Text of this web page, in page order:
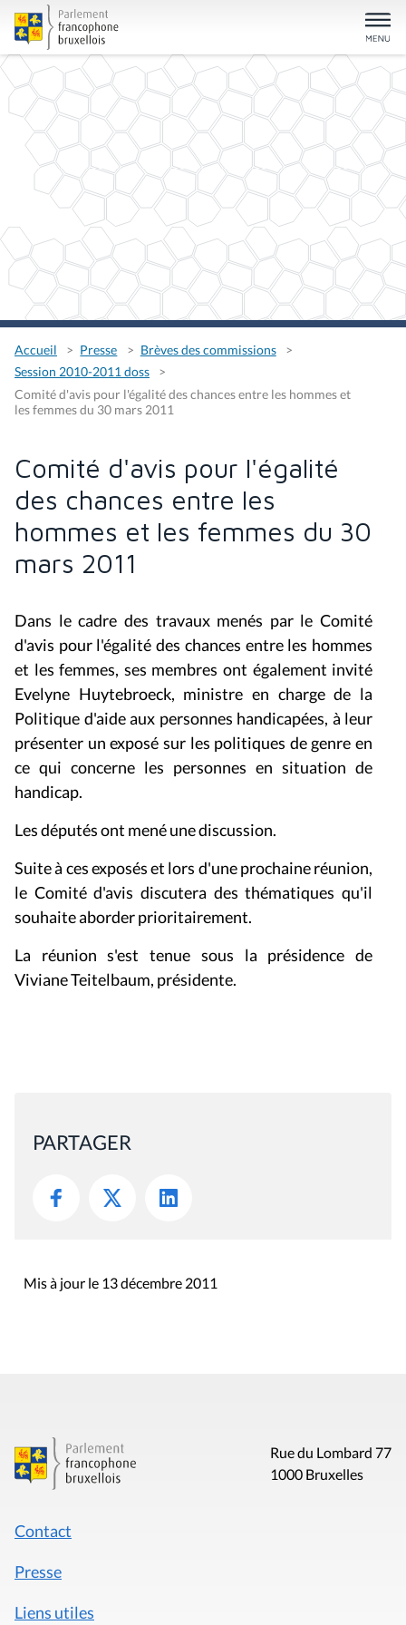
Accueil Presse
Brèves des commissions
Session 2010-2011 doss
Comité d'avis pour l'égalité des chances entre les hommes et
les femmes du 30 mars 2011
Comité d'avis pour l'égalité
des chances entre les
hommes et les femmes du 30
mars 2011
Dans le cadre des travaux menés par le Comité
d'avis pour l'égalité des chances entre les hommes
et les femmes, ses membres ont également invité
Evelyne Huytebroeck, ministre en charge de la
Politique d'aide aux personnes handicapées, à leur
présenter un exposé sur les politiques de genre en
ce qui concerne les personnes en situation de
handicap.
Les députés ont mené une discussion.
Suite à ces exposés et lors d'une prochaine réunion,
le Comité d'avis discutera des thématiques qu'il
souhaite aborder prioritairement.
La réunion s'est tenue sous la présidence de
Viviane Teitelbaum, présidente.
PARTAGER
Mis à jour le 13 décembre 2011
Rue du Lombard 77
1000 Bruxelles
Contact
Presse
Liens utiles